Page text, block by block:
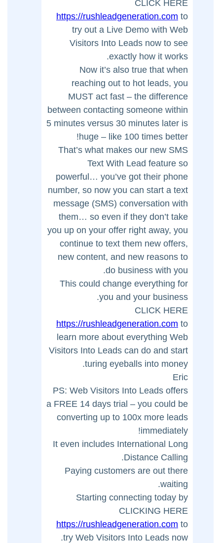
CLICK HERE
https://rushleadgeneration.com to
try out a Live Demo with Web
Visitors Into Leads now to see
exactly how it works.
Now it’s also true that when
reaching out to hot leads, you
MUST act fast – the difference
between contacting someone within
5 minutes versus 30 minutes later is
huge – like 100 times better!
That’s what makes our new SMS
Text With Lead feature so
powerful… you’ve got their phone
number, so now you can start a text
message (SMS) conversation with
them… so even if they don’t take
you up on your offer right away, you
continue to text them new offers,
new content, and new reasons to
do business with you.
This could change everything for
you and your business.
CLICK HERE
https://rushleadgeneration.com to
learn more about everything Web
Visitors Into Leads can do and start
turing eyeballs into money.
Eric
PS: Web Visitors Into Leads offers
a FREE 14 days trial – you could be
converting up to 100x more leads
immediately!
It even includes International Long
Distance Calling.
Paying customers are out there
waiting.
Starting connecting today by
CLICKING HERE
https://rushleadgeneration.com to
try Web Visitors Into Leads now.